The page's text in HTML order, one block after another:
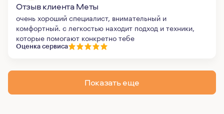
Отзыв клиента Меты
очень хороший специалист, внимательный и
комфортный. с легкостью находит подход и техники,
которые помогают конкретно тебе
Оценка сервиса
Показать еще